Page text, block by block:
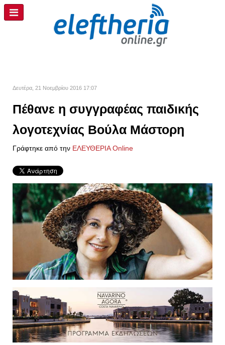
Δευτέρα, 21 Νοεμβρίου 2016 17:07
Πέθανε η συγγραφέας παιδικής
λογοτεχνίας Βούλα Μάστορη
Γράφτηκε από την ΕΛΕΥΘΕΡΙΑ Online